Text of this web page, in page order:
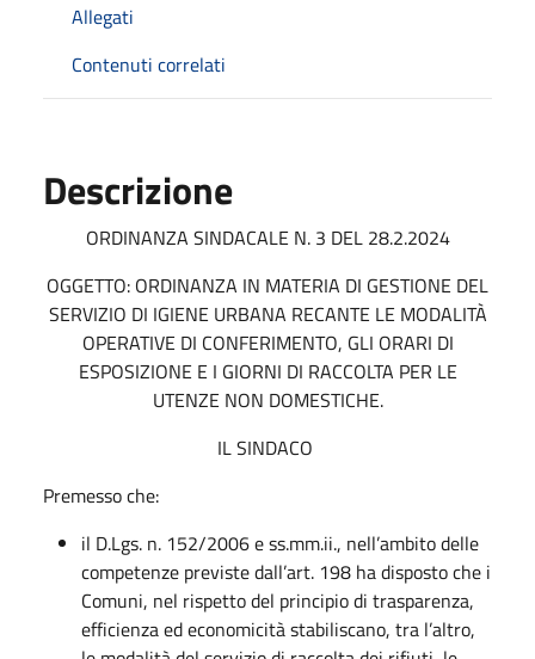
Allegati
Contenuti correlati
Descrizione
ORDINANZA SINDACALE N. 3 DEL 28.2.2024
OGGETTO: ORDINANZA IN MATERIA DI GESTIONE DEL
SERVIZIO DI IGIENE URBANA RECANTE LE MODALITÀ
OPERATIVE DI CONFERIMENTO, GLI ORARI DI
ESPOSIZIONE E I GIORNI DI RACCOLTA PER LE
UTENZE NON DOMESTICHE.
IL SINDACO
Premesso che:
il D.Lgs. n. 152/2006 e ss.mm.ii., nell’ambito delle
competenze previste dall’art. 198 ha disposto che i
Comuni, nel rispetto del principio di trasparenza,
efficienza ed economicità stabiliscano, tra l’altro,